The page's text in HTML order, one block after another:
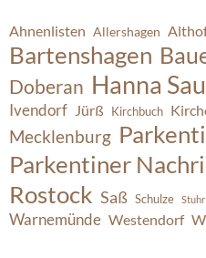
Ahnenlisten Allershagen
Bartenshagen
Doberan Hanna
Ivendorf Jürß Kirchbuch
Mecklenburg
Parkentiner
Rostock Saß Schulze Stuhr
Warnemünde Westendorf